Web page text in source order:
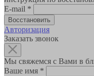
E-mail *
Авторизация
Заказать звонок
Мы свяжемся с Вами в
Ваше имя *